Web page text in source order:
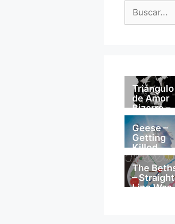
Triángulo
de Amor
Bizarro –
Mi
Catedral
Geese –
Getting
Killed
The
– Straight
Line Was